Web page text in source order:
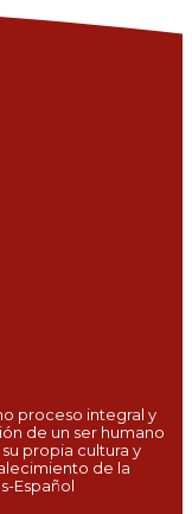
proceso integral y
de un ser humano
propia cultura y
de la
Español